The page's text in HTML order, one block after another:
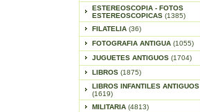
ESTEREOSCOPIA - FOTOS
ESTEREOSCOPICAS (1385)
FILATELIA (36)
FOTOGRAFIA ANTIGUA (1055)
JUGUETES ANTIGUOS (1704)
LIBROS (1875)
LIBROS INFANTILES ANTIGUOS
(1619)
MILITARIA (4813)